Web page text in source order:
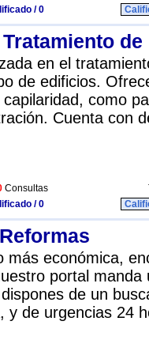
/ 0
de
en el
de edificios.
como
Cuenta con
Consultas
/ 0
más económica,
portal manda
de un
y de urgencias 24